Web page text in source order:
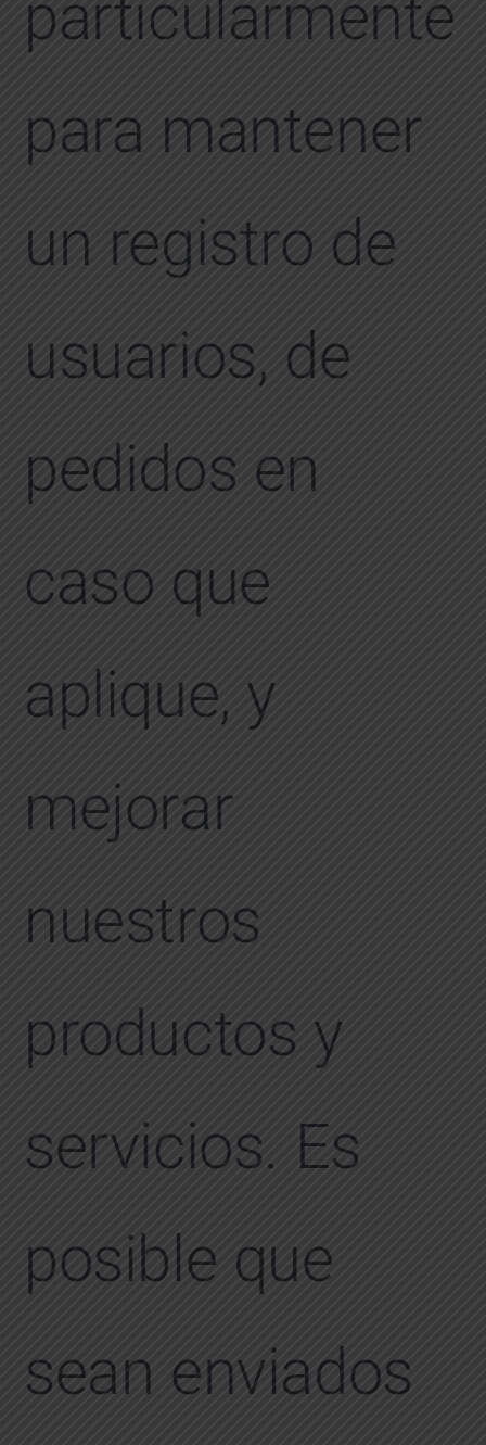
particularmente
para mantener
un registro de
usuarios, de
pedidos en
caso que
aplique, y
mejorar
nuestros
productos y
servicios. Es
posible que
sean enviados